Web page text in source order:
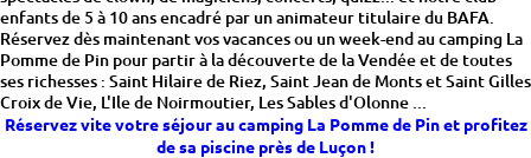
enfants de 5 à 10 ans encadré par un animateur titulaire du BAFA.
Réservez dès maintenant vos vacances ou un week-end au camping La
Pomme de Pin pour partir à la découverte de la Vendée et de toutes
ses richesses : Saint Hilaire de Riez, Saint Jean de Monts et Saint Gilles
Croix de Vie, L'Ile de Noirmoutier, Les Sables d'Olonne ...
Réservez vite votre séjour au camping La Pomme de Pin et profitez
de sa piscine près de Luçon !